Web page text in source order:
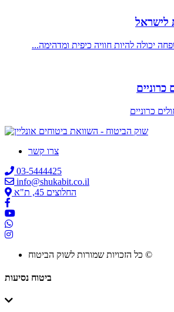
לישראל
יכולה להיות חוויה כיפית ומדהימה...
כרוניים
כרוניים
צרו קשר
03-5444425
info@shukabit.co.il
החלוצים 45, ת"א
כל הזכויות שמורות לשוק הביטוח ©
ביטוח נסיעות